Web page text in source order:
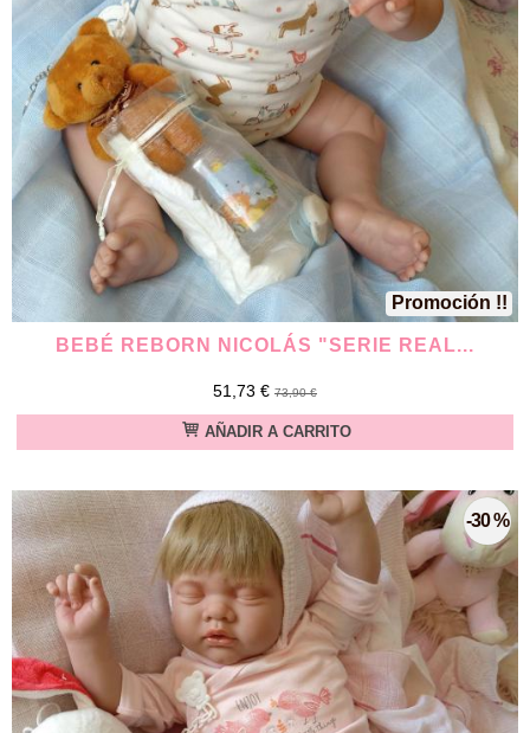
Promoción !!
BEBÉ REBORN NICOLÁS "SERIE REAL...
51,73 € 73,90 €
AÑADIR A CARRITO
-30 %